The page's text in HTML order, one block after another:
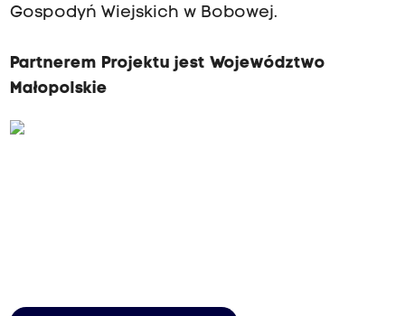
Gospodyń Wiejskich w Bobowej.
Partnerem Projektu jest Województwo
Małopolskie